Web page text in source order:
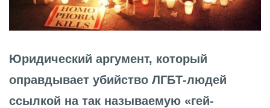
Юридический аргумент, который
оправдывает убийство ЛГБТ-людей
ссылкой на так называемую «гей-